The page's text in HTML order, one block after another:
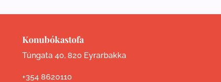
Konubókastofa
Túngata 40, 820 Eyrarbakka
+354 8620110